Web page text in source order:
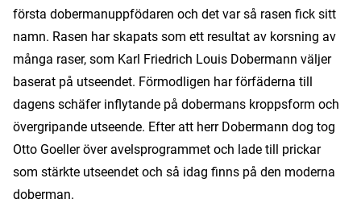
första dobermanuppfödaren och det var så rasen fick sitt
namn. Rasen har skapats som ett resultat av korsning av
många raser, som Karl Friedrich Louis Dobermann väljer
baserat på utseendet. Förmodligen har förfäderna till
dagens schäfer inflytande på dobermans kroppsform och
övergripande utseende. Efter att herr Dobermann dog tog
Otto Goeller över avelsprogrammet och lade till prickar
som stärkte utseendet och så idag finns på den moderna
doberman.